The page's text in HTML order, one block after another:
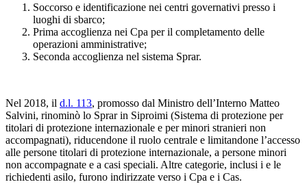
Soccorso e identificazione nei centri governativi presso i
luoghi di sbarco;
Prima accoglienza nei Cpa per il completamento delle
operazioni amministrative;
Seconda accoglienza nel sistema Sprar.
Nel 2018, il d.l. 113, promosso dal Ministro dell’Interno Matteo
Salvini, rinominò lo Sprar in Siproimi (Sistema di protezione per
titolari di protezione internazionale e per minori stranieri non
accompagnati), riducendone il ruolo centrale e limitandone l’accesso
alle persone titolari di protezione internazionale, a persone minori
non accompagnate e a casi speciali. Altre categorie, inclusi i e le
richiedenti asilo, furono indirizzate verso i Cpa e i Cas.